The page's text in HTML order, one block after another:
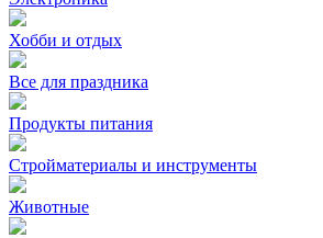
Хобби и отдых
Все для праздника
Продукты питания
Стройматериалы и инструменты
Животные